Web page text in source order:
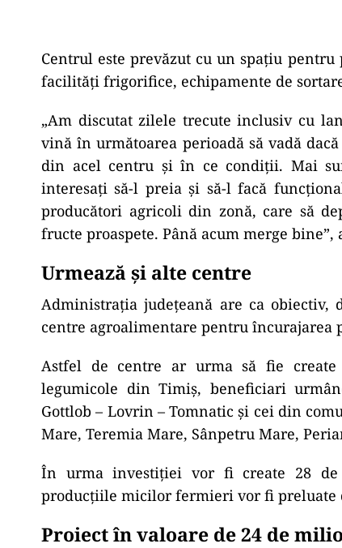
Centrul este prevăzut cu un spaţiu pentru
facilităţi frigorifice, echipamente de
„Am discutat zilele trecute inclusiv cu
vină în următoarea perioadă să vadă
din acel centru şi în ce condiţii. Mai
interesaţi să-l preia şi să-l facă
producători agricoli din zonă, care să
fructe proaspete. Până acum merge
Urmează și alte centre
Administraţia judeţeană are ca obiectiv,
centre agroalimentare pentru încurajarea
Astfel de centre ar urma să fie
legumicole din Timiş, beneficiari
Gottlob – Lovrin – Tomnatic şi cei din
Mare, Teremia Mare, Sânpetru Mare,
În urma investiţiei vor fi create 28
producţiile micilor fermieri vor fi preluate
Proiect în valoare de 24 de